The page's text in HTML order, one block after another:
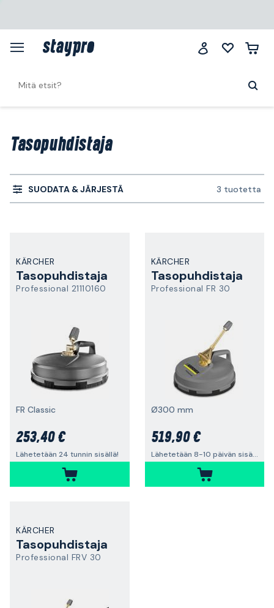
Tasopuhdistaja
SUODATA & JÄRJESTÄ 3 tuotetta
KÄRCHER
Tasopuhdistaja
Professional 21110160
FR Classic
253,40 €
Lähetetään 24 tunnin sisällä!
KÄRCHER
Tasopuhdistaja
Professional FR 30
Ø300 mm
519,90 €
Lähetetään 8-10 päivän sisällä
KÄRCHER
Tasopuhdistaja
Professional FRV 30